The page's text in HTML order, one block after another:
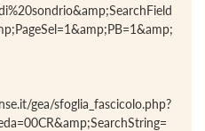
gea/sfoglia_fascicolo.php?